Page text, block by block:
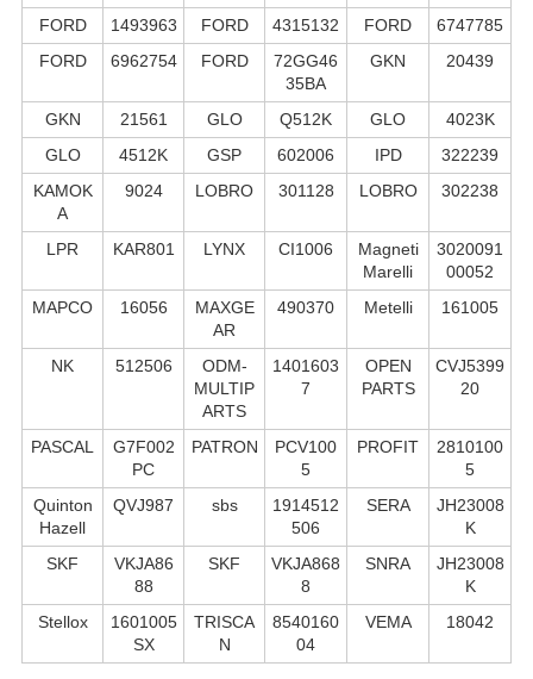
FORD 1493963 FORD 4315132 FORD
6747785
FORD
6962754 FORD
72GG46
35BA
GKN 20439
GKN 21561 GLO Q512K GLO
4023K
GLO
4512K GSP 602006 IPD
322239
KAMOK
A
9024 LOBRO 301128 LOBRO 302238
LPR KAR801 LYNX CI1006
Magneti
Marelli
3020091
00052
MAPCO
16056
MAXGE
AR
490370 Metelli 161005
NK 512506
ODM-
MULTIP
ARTS
1401603
7
OPEN
PARTS
CVJ5399
20
PASCAL
G7F002
PC
PATRON
PCV100
5
PROFIT
2810100
5
Quinton
Hazell
QVJ987 sbs
1914512
506
SERA
JH23008
K
SKF
VKJA86
88
SKF
VKJA868
8
SNRA
JH23008
K
Stellox
1601005
SX
TRISCA
N
8540160
04
VEMA 18042